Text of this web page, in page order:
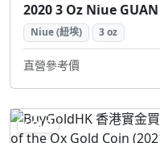
Niue (紐埃) 3 oz
直營參考價
GOLD